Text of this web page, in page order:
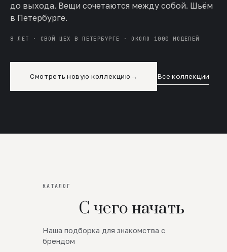
до выхода. Вещи сочетаются между собой. Шьём
в Петербурге.
8 ЛЕТ · СВОЙ ЦЕХ В ПЕТЕРБУРГЕ · ОКОЛО 1000 МОДЕЛЕЙ
Смотреть новую коллекцию → Все коллекции
КАТАЛОГ
С чего начать
Наша подборка для знакомства с
брендом
Новинки
SALE